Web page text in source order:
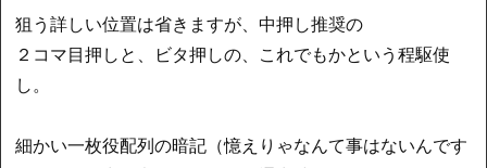
狙う詳しい位置は省きますが、中押し推奨の
２コマ目押しと、ビタ押しの、これでもかという程駆使
し。
細かい一枚役配列の暗記（憶えりゃなんて事はないんです